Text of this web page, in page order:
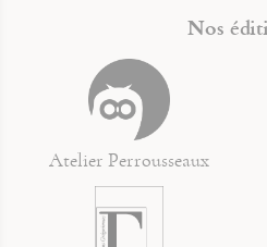
Nos
Atelier Perrousseaux